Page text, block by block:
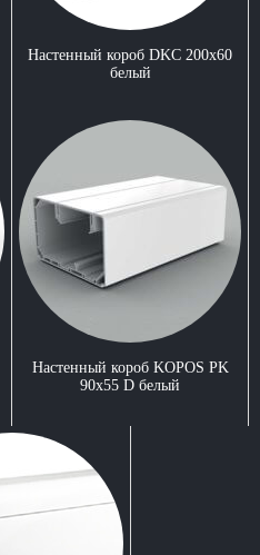
Настенный короб DKC 200x60
белый
Настенный короб KOPOS PK
90x55 D белый